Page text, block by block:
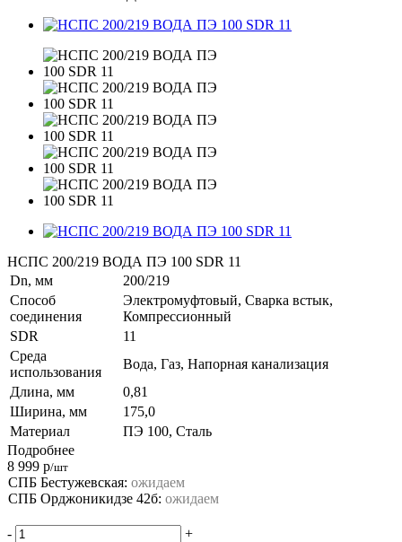
НСПС 200/219 ВОДА ПЭ 100 SDR 11
Dn, мм
200/219
Способ
соединения
Электромуфтовый, Сварка встык,
Компрессионный
SDR
11
Среда
использования
Вода, Газ, Напорная канализация
Длина, мм
0,81
Ширина, мм
175,0
Материал
ПЭ 100, Сталь
Подробнее
8 999 р/шт
СПБ Бестужевская: ожидаем
СПБ Орджоникидзе 42б: ожидаем
-
+